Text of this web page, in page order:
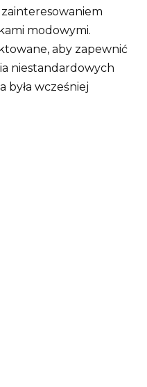
modowymi.
aby zapewnić
niestandardowych
wcześniej